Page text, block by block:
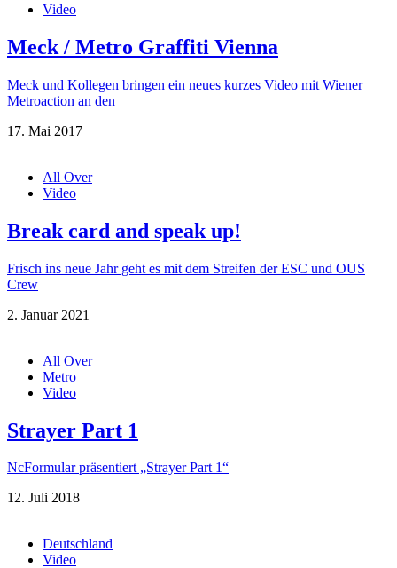
Video
Meck / Metro Graffiti Vienna
Meck und Kollegen bringen ein neues kurzes Video mit Wiener
Metroaction an den
17. Mai 2017
All Over
Video
Break card and speak up!
Frisch ins neue Jahr geht es mit dem Streifen der ESC und OUS
Crew
2. Januar 2021
All Over
Metro
Video
Strayer Part 1
NcFormular präsentiert „Strayer Part 1“
12. Juli 2018
Deutschland
Video